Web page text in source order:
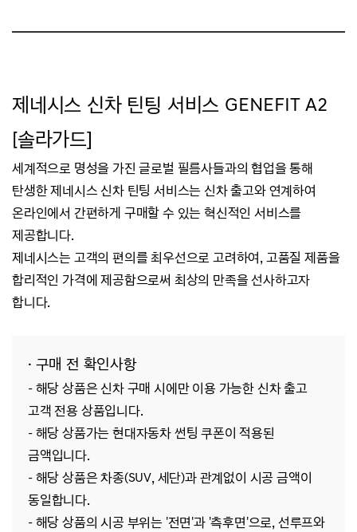
제네시스 신차 틴팅 서비스 GENEFIT A2
[솔라가드]
세계적으로 명성을 가진 글로벌 필름사들과의 협업을 통해
탄생한 제네시스 신차 틴팅 서비스는신차 출고와 연계하여
온라인에서 간편하게 구매할 수 있는 혁신적인 서비스를
제공합니다.
제네시스는 고객의 편의를 최우선으로 고려하여, 고품질 제품을
합리적인 가격에 제공함으로써 최상의 만족을 선사하고자
합니다.
· 구매 전 확인사항
- 해당 상품은 신차 구매 시에만 이용 가능한 신차 출고
고객 전용 상품입니다.
- 해당 상품가는 현대자동차 썬팅 쿠폰이 적용된
금액입니다.
- 해당 상품은 차종(SUV, 세단)과 관계없이 시공 금액이
동일합니다.
- 해당 상품의 시공 부위는 '전면'과 '측후면'으로, 선루프와